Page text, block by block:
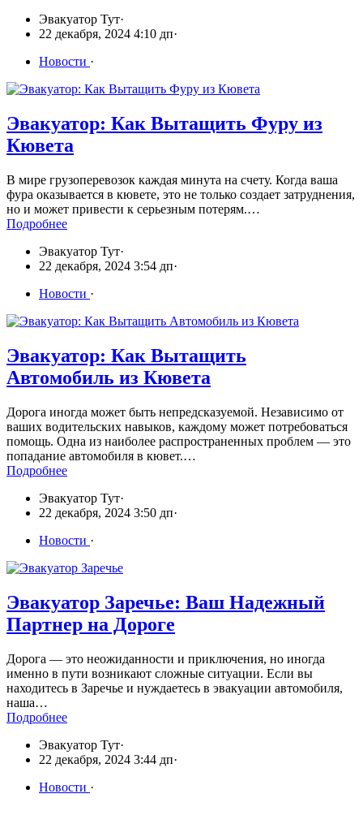
Эвакуатор Тут·
22 декабря, 2024 4:10 дп·
Новости ·
Эвакуатор: Как Вытащить Фуру из
Кювета
В мире грузоперевозок каждая минута на счету. Когда ваша
фура оказывается в кювете, это не только создает затруднения,
но и может привести к серьезным потерям.…
Подробнее
Эвакуатор Тут·
22 декабря, 2024 3:54 дп·
Новости ·
Эвакуатор: Как Вытащить
Автомобиль из Кювета
Дорога иногда может быть непредсказуемой. Независимо от
ваших водительских навыков, каждому может потребоваться
помощь. Одна из наиболее распространенных проблем — это
попадание автомобиля в кювет.…
Подробнее
Эвакуатор Тут·
22 декабря, 2024 3:50 дп·
Новости ·
Эвакуатор Заречье: Ваш Надежный
Партнер на Дороге
Дорога — это неожиданности и приключения, но иногда
именно в пути возникают сложные ситуации. Если вы
находитесь в Заречье и нуждаетесь в эвакуации автомобиля,
наша…
Подробнее
Эвакуатор Тут·
22 декабря, 2024 3:44 дп·
Новости ·